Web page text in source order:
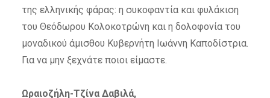
της ελληνικής φάρας: η συκοφαντία και φυλάκιση
του Θεόδωρου Κολοκοτρώνη και η δολοφονία του
μοναδικού άμισθου Κυβερνήτη Ιωάννη Καποδίστρια.
Για να μην ξεχνάτε ποιοι είμαστε.
Ωραιοζήλη-Τζίνα Δαβιλά,